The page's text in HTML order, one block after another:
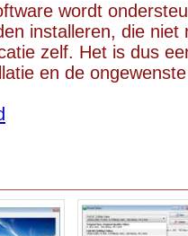
wordt
installeren, die niet
zelf. Het is dus
en de